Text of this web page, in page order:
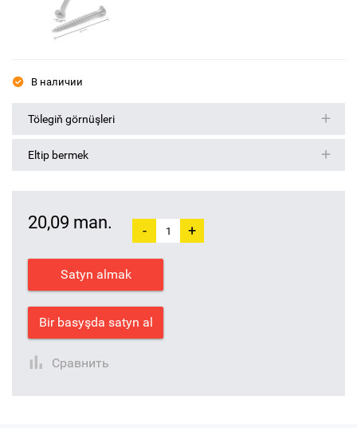
В наличии
Tölegiň görnüşleri
Eltip bermek
20,09 man. - +
Satyn almak
Bir basyşda satyn al
Сравнить